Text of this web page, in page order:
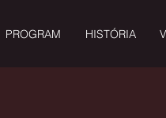
PROGRAM HISTÓRIA